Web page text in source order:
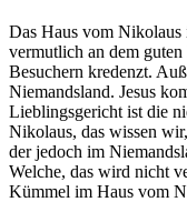
Das Haus vom Nikolaus
vermutlich an dem
Besuchern kredenzt.
Niemandsland. Jesus
Lieblingsgericht ist die
Nikolaus, das wissen
der jedoch im
Welche, das wird nicht
Kümmel im Haus vom